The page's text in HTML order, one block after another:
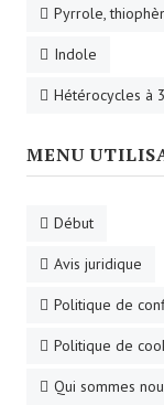
Pyrrole,
Indole
Hétérocycles à
MENU
Début
Avis juridique
Politique de
Politique de
Qui sommes